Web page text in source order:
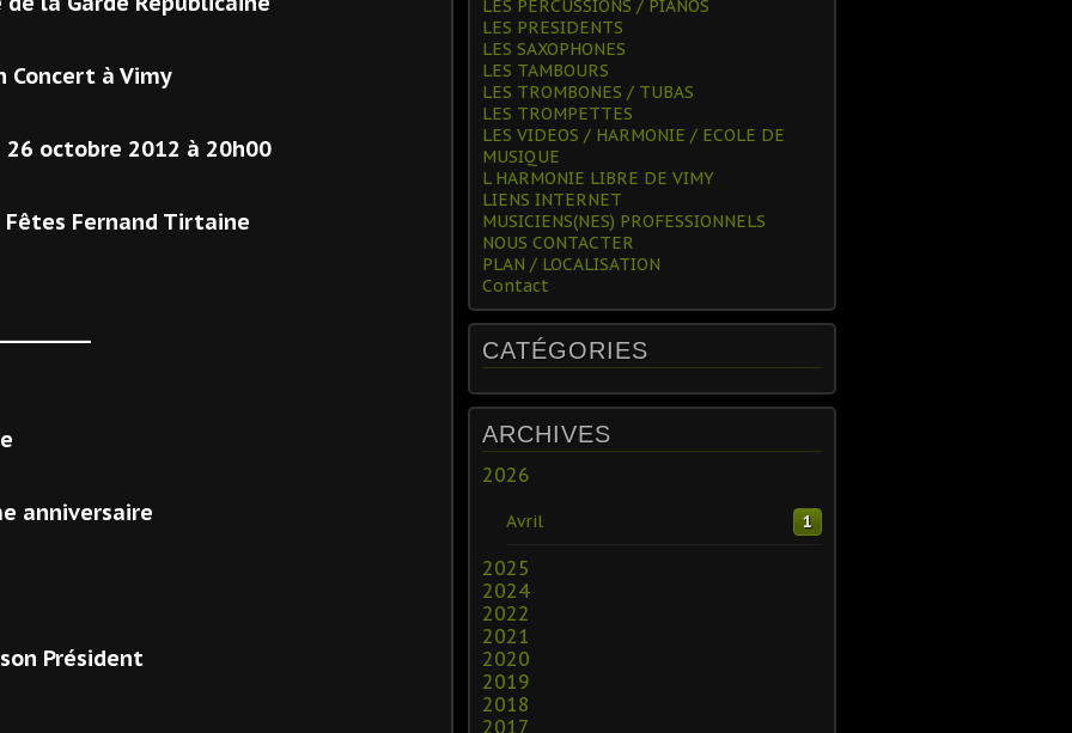
Concert à Vimy
octobre 2012 à 20h00
Fêtes Fernand Tirtaine
anniversaire
Président
LES PERCUSSIONS / PIANOS
LES PRESIDENTS
LES SAXOPHONES
LES TAMBOURS
LES TROMBONES / TUBAS
LES TROMPETTES
LES VIDEOS / HARMONIE / ECOLE DE
MUSIQUE
L HARMONIE LIBRE DE VIMY
LIENS INTERNET
MUSICIENS(NES) PROFESSIONNELS
NOUS CONTACTER
PLAN / LOCALISATION
Contact
CATÉGORIES
ARCHIVES
2026
Avril 1
2025
2024
2022
2021
2020
2019
2018
2017